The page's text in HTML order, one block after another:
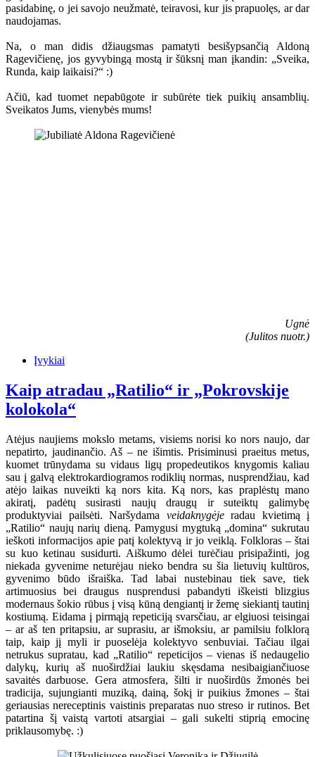
pasidabinę, o jei savojo neužmatė, teiravosi, kur jis prapuolęs, ar dar
naudojamas.
Na, o man didis džiaugsmas pamatyti besišypsančią Aldoną
Ragevičienę, jos gyvybingą mostą ir šūksnį man įkandin: „Sveika,
Runda, kaip laikaisi?“ :)
Ačiū, kad tuomet nepabūgote ir subūrėte tiek puikių ansamblių.
Sveikatos Jums, vienybės mums!
Ugnė
(Julitos nuotr.)
Įvykiai
Kaip atradau „Ratilio“ ir „Pokrovskije
kolokola“
Atėjus naujiems mokslo metams, visiems norisi ko nors naujo, dar
nepatirto, jaudinančio. Aš – ne išimtis. Prisiminusi praeitus metus,
kuomet trūnydama su vidaus ligų propedeutikos knygomis kaliau
sau į galvą elektrokardiogramos rodiklių normas, nusprendžiau, kad
atėjo laikas nuveikti ką nors kita. Ką nors, kas praplėstų mano
akiratį, padėtų susirasti naujų draugų ir suteiktų galimybę
produktyviai pailsėti. Naršydama veidaknygėjeradau kvietimą į
„Ratilio“ naujų narių dieną. Pamygusi mygtuką „domina“ sukrutau
ieškoti informacijos apie patį kolektyvą ir jo veiklą. Folkloras – štai
su kuo ketinau susidurti. Aiškumo dėlei turėčiau prisipažinti, jog
niekada gyvenime neturėjau nieko bendra su šia lietuvių kultūros,
gyvenimo būdo išraiška. Tad labai nustebinau tiek save, tiek
artimuosius bei draugus nusprendusi pabandyti iškeisti blizgius
modernaus šokio rūbus į visą kūną dengiantį ir žemę siekiantį tautinį
kostiumą. Eidama į pirmąją repeticiją svarsčiau, ar elgiuosi teisingai
– ar aš ten pritapsiu, ar suprasiu, ar išmoksiu, ar pamilsiu folklorą
taip, kaip jį myli ir puoselėja kolektyvo senbuviai. Tačiau ilgai
netrukus supratau, kad „Ratilio“ repeticijos – vienas iš nedaugelio
dalykų, kurių aš nuoširdžiai laukiu skęsdama nesibaigiančiuose
savaitės darbuose. Gera atmosfera, šilti ir nuoširdūs žmonės bei
tradicija, sujungianti muziką, dainą, šokį ir puikius žmones – štai
geriausias nereceptinis vaistinis preparatas nuo streso ir rutinos. Bet
patartina šį vaistą vartoti atsargiai – gali sukelti stiprią emocinę
priklausomybę. :)